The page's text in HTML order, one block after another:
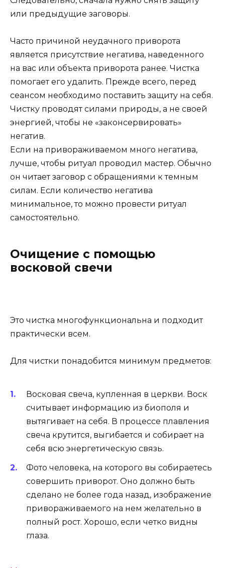
или предыдущие заговоры.
Часто причиной неудачного приворота
является присутствие негатива, наведенного
на вас или объекта приворота ранее. Чистка
помогает его удалить. Прежде всего, перед
сеансом необходимо поставить защиту на себя.
Чистку проводят силами природы, а не своей
энергией, чтобы не «законсервировать»
негатив.
Если на привораживаемом много негатива,
лучше, чтобы ритуал проводил мастер. Обычно
он читает заговор с обращениями к темным
силам. Если количество негатива
минимальное, то можно провести ритуал
самостоятельно.
Очищение с помощью
восковой свечи
Это чистка многофункциональна и подходит
практически всем.
Для чистки понадобится минимум предметов:
Восковая свеча, купленная в церкви. Воск
считывает информацию из биополя и
вытягивает на себя. В процессе плавления
свеча крутится, выгибается и собирает на
себя всю энергетическую связь.
Фото человека, на которого вы собираетесь
совершить приворот. Оно должно быть
сделано не более года назад, изображение
привораживаемого на нем желательно в
полный рост. Хорошо, если четко видны
глаза.